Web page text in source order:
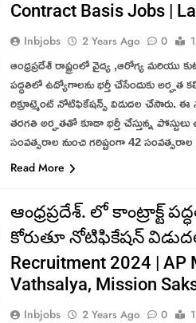
Contract Basis Jobs |
Inbjobs 2 Years Ago 0
ఆంధ్రప్రదేశ్ రాష్ట్రంలో వైద్య ,ఆరోగ్య మరియు
పద్ధతిలో ఉద్యోగాలను భర్తీ చేసేందుకు అర్హత
రిక్రూట్మెంట్ నోటిఫికేషన్స్ విడుదల చేసారు.
తరగతి అర్హతతో కూడా భర్తీ చేస్తున్న
సంవత్సరాల నుంచి గరిష్టంగా 42
Read More
ఆంధ్రప్రదేశ్. లో కాంట్రాక్ట్
కోరుతూ నోటిఫికేషన్ విడుదల
Recruitment 2024 | AP
Vathsalya, Mission
Inbjobs 2 Years Ago 0